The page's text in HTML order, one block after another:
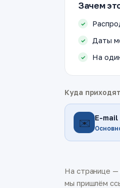
Зачем
Даты
На
Куда
✉️ E-mail
На странице
мы пришлём